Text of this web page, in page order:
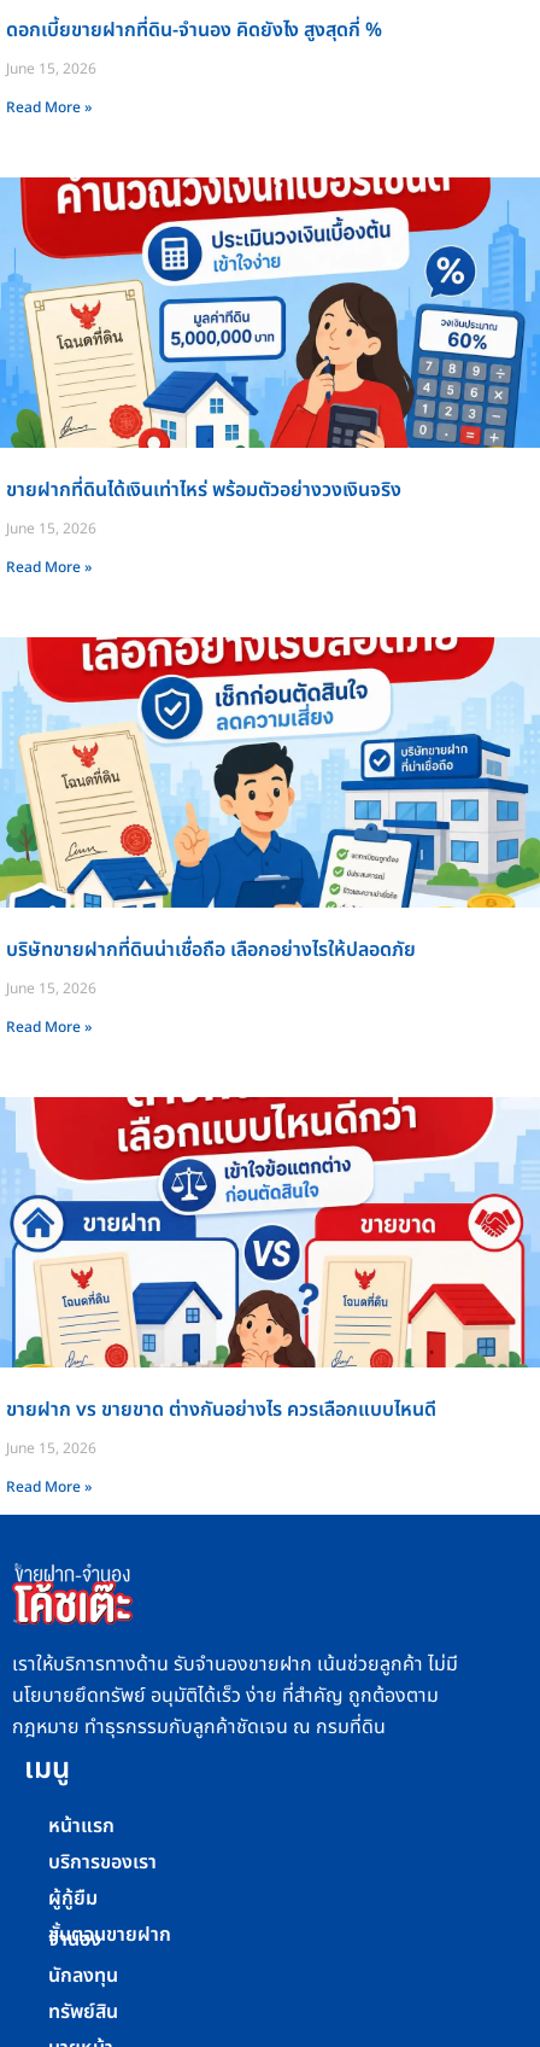
ดอกเบี้ยขายฝากที่ดิน-จำนอง คิดยังไง สูงสุดกี่ %
June 15, 2026
Read More »
ขายฝากที่ดินได้เงินเท่าไหร่ พร้อมตัวอย่างวงเงินจริง
June 15, 2026
Read More »
บริษัทขายฝากที่ดินน่าเชื่อถือ เลือกอย่างไรให้ปลอดภัย
June 15, 2026
Read More »
ขายฝาก vs ขายขาด ต่างกันอย่างไร ควรเลือกแบบไหนดี
June 15, 2026
Read More »
เราให้บริการทางด้าน รับจำนองขายฝาก เน้นช่วยลูกค้า ไม่มี
นโยบายยึดทรัพย์ อนุมัติได้เร็ว ง่าย ที่สำคัญ ถูกต้องตาม
กฎหมาย ทำธุรกรรมกับลูกค้าชัดเจน ณ กรมที่ดิน
เมนู
หน้าแรก
บริการของเรา
ผู้กู้ยืม
ขั้นตอนขายฝาก
จำนอง
นักลงทุน
ทรัพย์สิน